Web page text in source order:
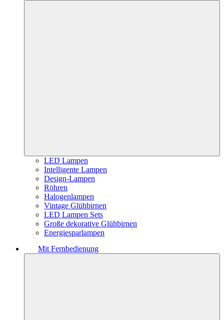
LED Lampen
Intelligente Lampen
Design-Lampen
Röhren
Halogenlampen
Vintage Glühbirnen
LED Lampen Sets
Große dekorative Glühbirnen
Energiesparlampen
Mit Fernbedienung